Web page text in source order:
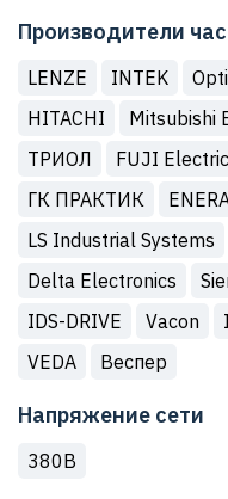
Производители
LENZE INTEK
HITACHI
Mitsubishi
ТРИОЛ
FUJI Electric
ГК ПРАКТИК
LS Industrial Systems
Delta Electronics
IDS-DRIVE
Vacon
VEDA
Веспер
Напряжение сети
380В